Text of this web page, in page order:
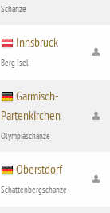
Schanze
Innsbruck
Berg Isel
Garmisch-
Partenkirchen
Olympiaschanze
Oberstdorf
Schattenbergschanze